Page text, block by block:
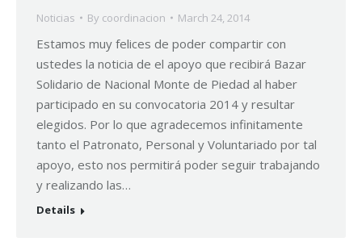
Noticias By coordinacion March 24, 2014
Estamos muy felices de poder compartir con
ustedes la noticia de el apoyo que recibirá Bazar
Solidario de Nacional Monte de Piedad al haber
participado en su convocatoria 2014 y resultar
elegidos. Por lo que agradecemos infinitamente
tanto el Patronato, Personal y Voluntariado por tal
apoyo, esto nos permitirá poder seguir trabajando
y realizando las…
Details